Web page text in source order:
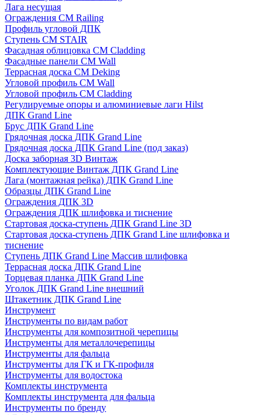
Лага несущая
Ограждения CM Railing
Профиль угловой ДПК
Ступень CM STAIR
Фасадная облицовка CM Cladding
Фасадные панели CM Wall
Террасная доска CM Deking
Угловой профиль CM Wall
Угловой профиль CM Cladding
Регулируемые опоры и алюминиевые лаги Hilst
ДПК Grand Line
Брус ДПК Grand Line
Грядочная доска ДПК Grand Line
Грядочная доска ДПК Grand Line (под заказ)
Доска заборная 3D Винтаж
Комплектующие Винтаж ДПК Grand Line
Лага (монтажная рейка) ДПК Grand Line
Образцы ДПК Grand Line
Ограждения ДПК 3D
Ограждения ДПК шлифовка и тиснение
Стартовая доска-ступень ДПК Grand Line 3D
Стартовая доска-ступень ДПК Grand Line шлифовка и
тиснение
Ступень ДПК Grand Line Массив шлифовка
Террасная доска ДПК Grand Line
Торцевая планка ДПК Grand Line
Уголок ДПК Grand Line внешний
Штакетник ДПК Grand Line
Инструмент
Инструменты по видам работ
Инструменты для композитной черепицы
Инструменты для металлочерепицы
Инструменты для фальца
Инструменты для ГК и ГК-профиля
Инструменты для водостока
Комплекты инструмента
Комплекты инструмента для фальца
Инструменты по бренду